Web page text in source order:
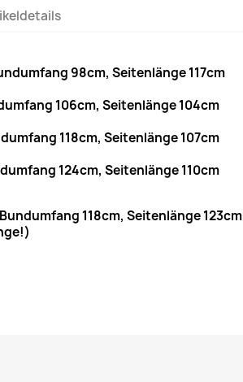
98cm, Seitenlänge 117cm
106cm, Seitenlänge 104cm
118cm, Seitenlänge 107cm
124cm, Seitenlänge 110cm
118cm, Seitenlänge 123cm